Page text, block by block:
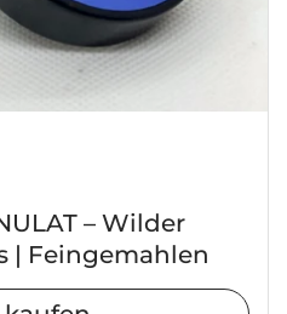
– Wilder
| Feingemahlen